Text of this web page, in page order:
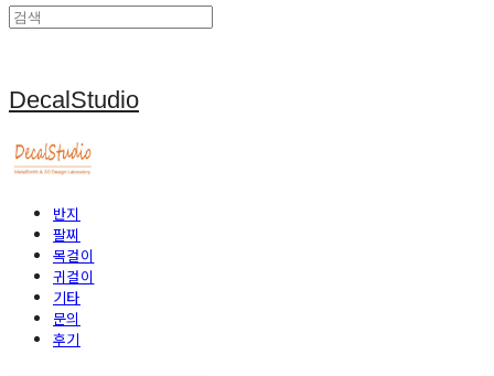
DecalStudio
반지
팔찌
목걸이
귀걸이
기타
문의
후기